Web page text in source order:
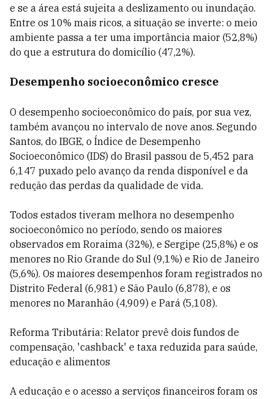
e se a área está sujeita a deslizamento ou inundação.
Entre os 10% mais ricos, a situação se inverte: o meio
ambiente passa a ter uma importância maior (52,8%)
do que a estrutura do domicílio (47,2%).
Desempenho socioeconômico cresce
O desempenho socioeconômico do país, por sua vez,
também avançou no intervalo de nove anos. Segundo
Santos, do IBGE, o Índice de Desempenho
Socioeconômico (IDS) do Brasil passou de 5,452 para
6,147 puxado pelo avanço da renda disponível e da
redução das perdas da qualidade de vida.
Todos estados tiveram melhora no desempenho
socioeconômico no período, sendo os maiores
observados em Roraima (32%), e Sergipe (25,8%) e os
menores no Rio Grande do Sul (9,1%) e Rio de Janeiro
(5,6%). Os maiores desempenhos foram registrados no
Distrito Federal (6,981) e São Paulo (6,878), e os
menores no Maranhão (4,909) e Pará (5,108).
Reforma Tributária: Relator prevê dois fundos de
compensação, 'cashback' e taxa reduzida para saúde,
educação e alimentos
A educação e o acesso a serviços financeiros foram os